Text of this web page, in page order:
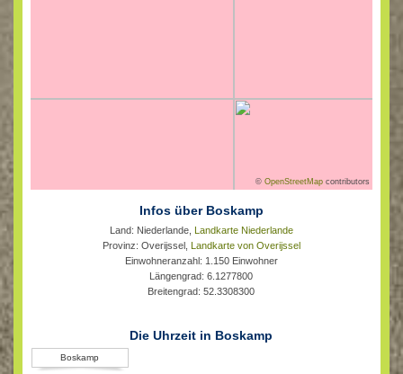
©OpenStreetMap contributors
Infos über Boskamp
Land: Niederlande, Landkarte Niederlande
Provinz: Overijssel, Landkarte von Overijssel
Einwohneranzahl: 1.150 Einwohner
Längengrad: 6.1277800
Breitengrad: 52.3308300
Die Uhrzeit in Boskamp
Boskamp